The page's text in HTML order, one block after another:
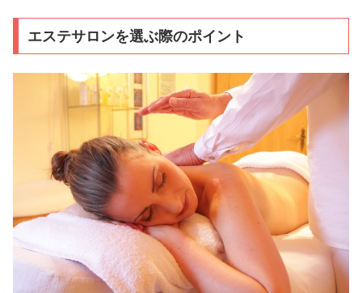
エステサロンを選ぶ際のポイント